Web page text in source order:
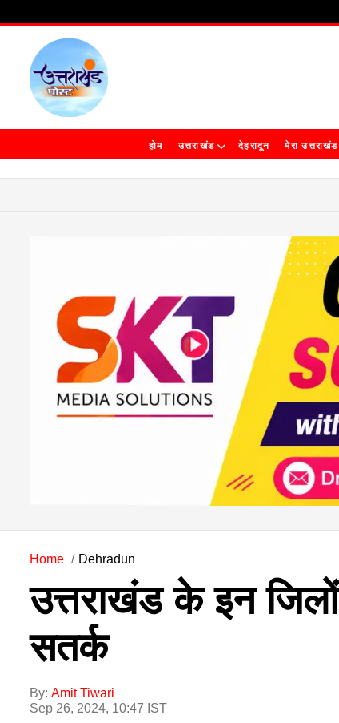
होम उत्तराखंड देहरादून मेरा उत्तराखंड
Home Dehradun
उत्तराखंड के इन
सतर्क
By: Amit Tiwari
Sep 26, 2024, 10:47 IST